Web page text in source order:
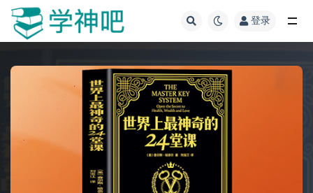
登录